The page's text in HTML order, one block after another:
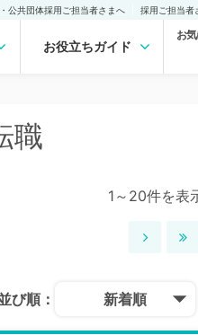
公共団体採用ご担当者さまへ 採用ご担当者
お役立ちガイド
お
職
1～20件を表
び順： 新着順